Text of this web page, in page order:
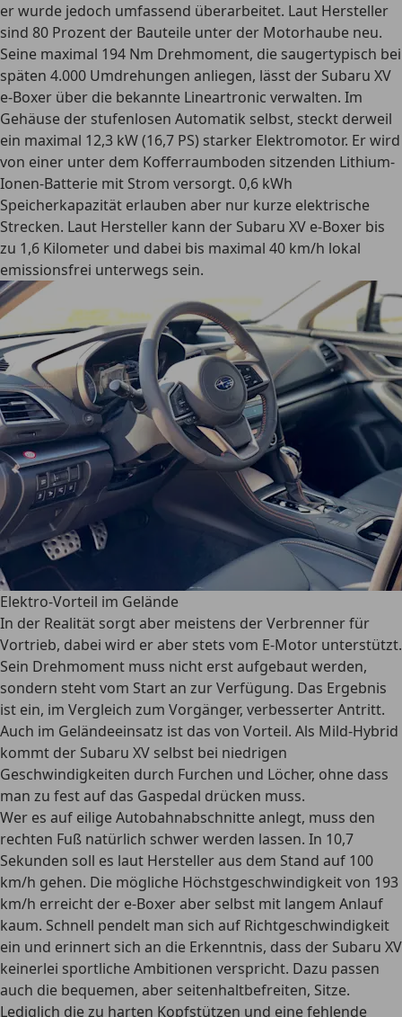
er wurde jedoch umfassend überarbeitet. Laut Hersteller
sind 80 Prozent der Bauteile unter der Motorhaube neu.
Seine maximal 194 Nm Drehmoment, die saugertypisch bei
späten 4.000 Umdrehungen anliegen, lässt der Subaru XV
e-Boxer über die bekannte Lineartronic verwalten. Im
Gehäuse der stufenlosen Automatik selbst, steckt derweil
ein maximal 12,3 kW (16,7 PS) starker Elektromotor. Er wird
von einer unter dem Kofferraumboden sitzenden Lithium-
Ionen-Batterie mit Strom versorgt. 0,6 kWh
Speicherkapazität erlauben aber nur kurze elektrische
Strecken. Laut Hersteller kann der Subaru XV e-Boxer bis
zu 1,6 Kilometer und dabei bis maximal 40 km/h lokal
emissionsfrei unterwegs sein.
Elektro-Vorteil im Gelände
In der Realität sorgt aber meistens der Verbrenner für
Vortrieb, dabei wird er aber stets vom E-Motor unterstützt.
Sein Drehmoment muss nicht erst aufgebaut werden,
sondern steht vom Start an zur Verfügung. Das Ergebnis
ist ein, im Vergleich zum Vorgänger, verbesserter Antritt.
Auch im Geländeeinsatz ist das von Vorteil. Als Mild-Hybrid
kommt der Subaru XV selbst bei niedrigen
Geschwindigkeiten durch Furchen und Löcher, ohne dass
man zu fest auf das Gaspedal drücken muss.
Wer es auf eilige Autobahnabschnitte anlegt, muss den
rechten Fuß natürlich schwer werden lassen. In 10,7
Sekunden soll es laut Hersteller aus dem Stand auf 100
km/h gehen. Die mögliche Höchstgeschwindigkeit von 193
km/h erreicht der e-Boxer aber selbst mit langem Anlauf
kaum. Schnell pendelt man sich auf Richtgeschwindigkeit
ein und erinnert sich an die Erkenntnis, dass der Subaru XV
keinerlei sportliche Ambitionen verspricht. Dazu passen
auch die bequemen, aber seitenhaltbefreiten, Sitze.
Lediglich die zu harten Kopfstützen und eine fehlende